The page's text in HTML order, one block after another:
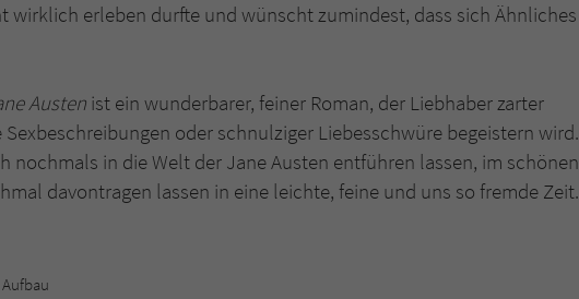
wirklich erleben durfte und wünscht zumindest, dass sich Ähnliches
Austen ist ein wunderbarer, feiner Roman, der Liebhaber zarter
oder schnulziger Liebesschwüre begeistern wird.
nochmals in die Welt der Jane Austen entführen lassen, im schönen
davontragen lassen in eine leichte, feine und uns so fremde Zeit.
Aufbau